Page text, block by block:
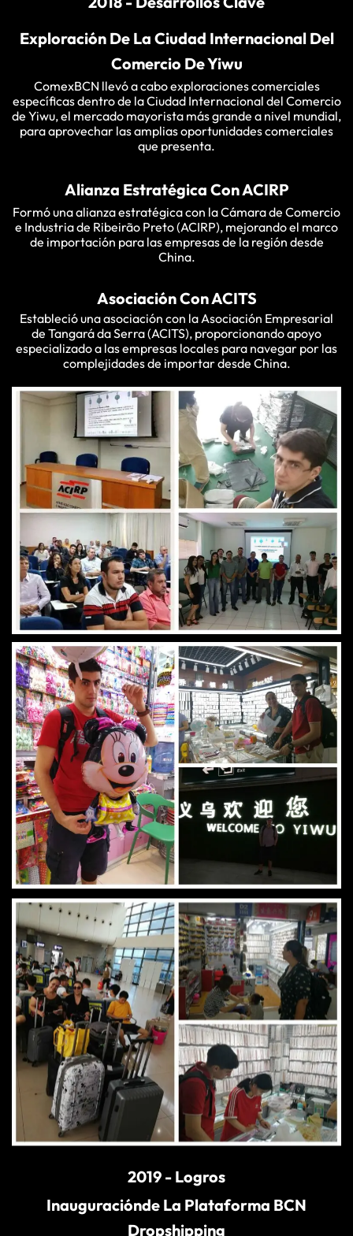
Exploración De La Ciudad Internacional Del
Comercio De Yiwu
ComexBCN llevó a cabo exploraciones comerciales
específicas dentro de la Ciudad Internacional del Comercio
de Yiwu, el mercado mayorista más grande a nivel mundial,
para aprovechar las amplias oportunidades comerciales
que presenta.
Alianza Estratégica Con ACIRP
Formó una alianza estratégica con la Cámara de Comercio
e Industria de Ribeirão Preto (ACIRP), mejorando el marco
de importación para las empresas de la región desde
China.
Asociación Con ACITS
Estableció una asociación con la Asociación Empresarial
de Tangará da Serra (ACITS), proporcionando apoyo
especializado a las empresas locales para navegar por las
complejidades de importar desde China.
2019 - Logros
Inauguraciónde La Plataforma BCN
Dropshipping